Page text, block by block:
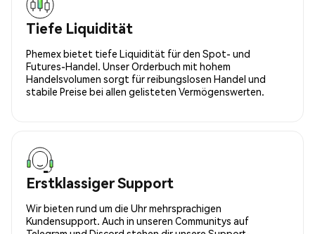
Tiefe Liquidität
Phemex bietet tiefe Liquidität für den Spot- und
Futures-Handel. Unser Orderbuch mit hohem
Handelsvolumen sorgt für reibungslosen Handel und
stabile Preise bei allen gelisteten Vermögenswerten.
Erstklassiger Support
Wir bieten rund um die Uhr mehrsprachigen
Kundensupport. Auch in unseren Communitys auf